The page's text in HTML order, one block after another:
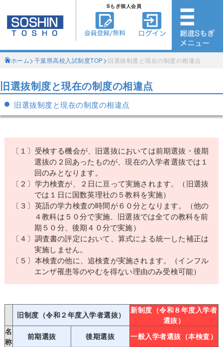
Sもぎ個人会員
ホーム>千葉県高校入試制度TOP>旧選抜制度と現在の制度の相違点
旧選抜制度と現在の制度の相違点
旧選抜制度と現在の制度の相違点
〔１〕受検する機会が、旧選抜においては前期選抜・後期
選抜の２回あったものが、現在の入学者選抜では１
回のみとなります。
〔２〕学力検査が、２日に亘って実施されます。（旧選抜
では１日に国数英理社の５教科を実施）
〔３〕英語の学力検査の時間が６０分となります。（他の
４教科は５０分で実施、旧選抜では全ての教科を前
期５０分、後期４０分で実施）
〔４〕調査書の評定において、算式による統一した補正は
実施しません。
〔５〕本検査の他に、追検査が実施されます。（インフル
エンザ罹患等のやむを得ない理由のみ受検可能）
旧制度（令和２年度入学者選抜）
新制度（令和８年度入学者
選抜）
名
称
前期選抜 後期選抜 一般入学者選抜（本検査）